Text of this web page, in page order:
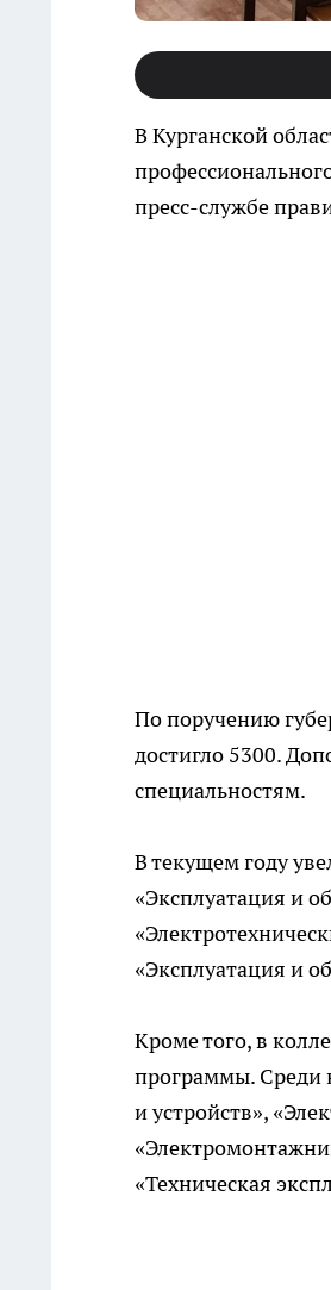
В Курганской
пресс-службе
По поручению
достигло 5300.
специальностям.
В текущем году
«Эксплуатация и
«Эксплуатация и
Кроме того, в
программы. Среди
и устройств»,
«Техническая